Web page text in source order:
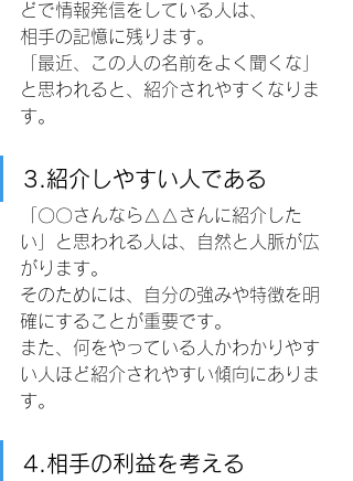
どで情報発信をしている人は、
相手の記憶に残ります。
「最近、この人の名前をよく聞くな」
と思われると、紹介されやすくなりま
す。
3.紹介しやすい人である
「〇〇さんなら△△さんに紹介した
い」と思われる人は、自然と人脈が広
がります。
そのためには、自分の強みや特徴を明
確にすることが重要です。
また、何をやっている人かわかりやす
い人ほど紹介されやすい傾向にありま
す。
4.相手の利益を考える